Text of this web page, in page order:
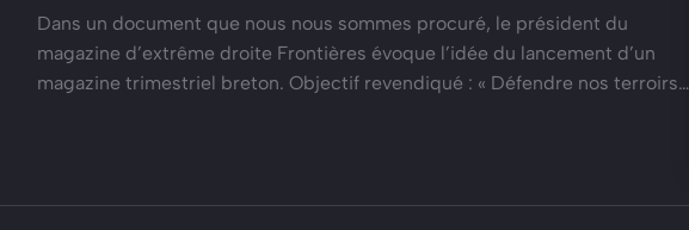
Dans un document que nous nous sommes procuré, le président du
magazine d’extrême droite Frontières évoque l’idée du lancement d’un
magazine trimestriel breton. Objectif revendiqué : « Défendre nos terroirs…